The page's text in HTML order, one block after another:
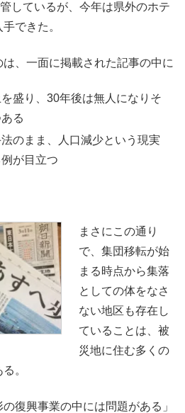
しているが、今年は県外のホテ
できた。
、一面に掲載された記事の中に
盛り、30年後は無人になりそ
る
のまま、人口減少という現実
が目立つ
まさにこの通り
で、集団移転が始
まる時点から集落
としての体をなさ
ない地区も存在し
ていることは、被
災地に住む多くの
。
復興事業の中には問題がある」